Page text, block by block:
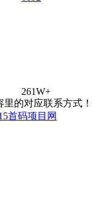
261W+
的对应联系方式！